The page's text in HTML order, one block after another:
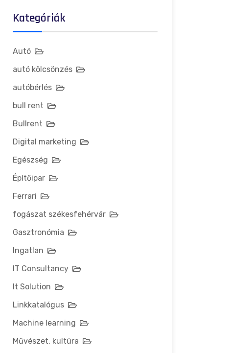
Kategóriák
Autó
autó kölcsönzés
autóbérlés
bull rent
Bullrent
Digital marketing
Egészség
Építőipar
Ferrari
fogászat székesfehérvár
Gasztronómia
Ingatlan
IT Consultancy
It Solution
Linkkatalógus
Machine learning
Művészet, kultúra